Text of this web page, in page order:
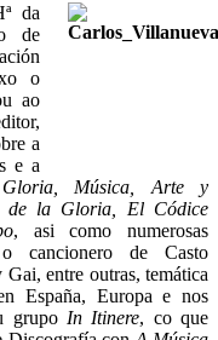
da
de
o
ao
a
e a
Música, Arte y
de la Gloria, El Códice
, asi como numerosas
cancionero de Casto
entre outras, temática
España, Europa e nos
grupo In Itinere, co que